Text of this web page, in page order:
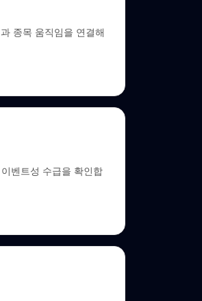
종목 움직임을 연결해
벤트성 수급을 확인합